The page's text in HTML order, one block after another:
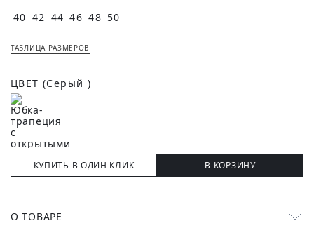
40 42 44 46 48 50
ТАБЛИЦА РАЗМЕРОВ
ЦВЕТ (Серый )
КУПИТЬ В ОДИН КЛИК В КОРЗИНУ
О ТОВАРЕ